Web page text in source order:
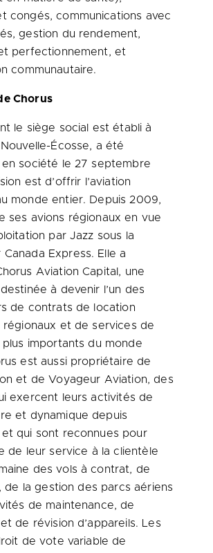
congés, communications avec
gestion du rendement,
perfectionnement, et
communautaire.
Chorus
le siège social est établi à
Écosse, a été
société le 27 septembre
est d’offrir l’aviation
monde entier. Depuis 2009,
ses avions régionaux en vue
par Jazz sous la
Express. Elle a
Aviation Capital, une
à devenir l’un des
de contrats de location
régionaux et de services de
plus importants du monde
est aussi propriétaire de
et de Voyageur Aviation, des
exercent leurs activités de
et dynamique depuis
et qui sont reconnues pour
de leur service à la clientèle
des vols à contrat, de
de la gestion des parcs aériens
de maintenance, de
de révision d’appareils. Les
de vote variable de